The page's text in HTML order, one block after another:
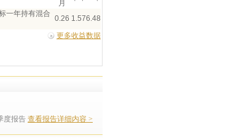
月
一年持有混合
0.26 1.576.48
更多收益数据
度报告 查看报告详细内容 >